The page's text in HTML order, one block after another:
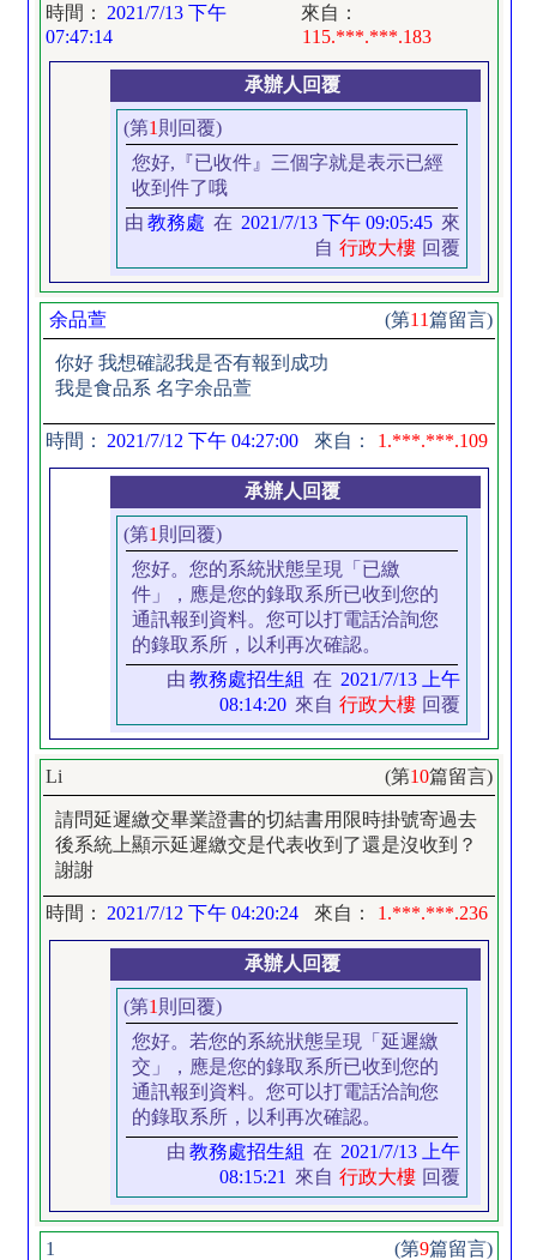
時間：
2021/7/13 下午
07:47:14
來自：
115.***.***.183
承辦人回覆
(第1 則回覆)
您好,『已收件』三個字就是表示已經
收到件了哦
由 教務處 在 2021/7/13 下午 09:05:45 來
自 行政大樓 回覆
余品萱 (第11篇留言)
你好 我想確認我是否有報到成功
我是食品系 名字余品萱
時間： 2021/7/12 下午 04:27:00 來自： 1.***.***.109
承辦人回覆
(第1 則回覆)
您好。您的系統狀態呈現「已繳
件」，應是您的錄取系所已收到您的
通訊報到資料。您可以打電話洽詢您
的錄取系所，以利再次確認。
由 教務處招生組 在 2021/7/13 上午
08:14:20 來自 行政大樓 回覆
Li (第10篇留言)
請問延遲繳交畢業證書的切結書用限時掛號寄過去
後系統上顯示延遲繳交是代表收到了還是沒收到？
謝謝
時間： 2021/7/12 下午 04:20:24 來自： 1.***.***.236
承辦人回覆
(第1 則回覆)
您好。若您的系統狀態呈現「延遲繳
交」，應是您的錄取系所已收到您的
通訊報到資料。您可以打電話洽詢您
的錄取系所，以利再次確認。
由 教務處招生組 在 2021/7/13 上午
08:15:21
來自 行政大樓 回覆
1 (第9篇留言)